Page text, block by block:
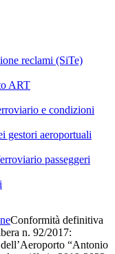
reclami (SiTe)
ART
e condizioni
gestori aeroportuali
passeggeri
Conformità definitiva
n. 92/2017:
“Antonio